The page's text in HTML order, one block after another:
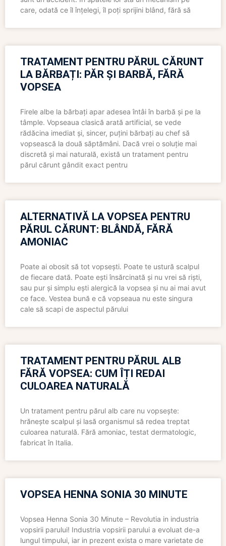
care, odată ce îl înțelegi, îl poți sprijini blând, fără să
TRATAMENT PENTRU PĂRUL CĂRUNT
LA BĂRBAȚI: PĂR ȘI BARBĂ, FĂRĂ
VOPSEA
Firele albe la bărbați apar adesea întâi în barbă și pe la
tâmple. Vopseaua clasică arată artificial, se vede
rădăcina imediat și, sincer, puțini bărbați au chef să
vopsească la două săptămâni. Dacă vrei o soluție mai
discretă și mai naturală, există un tratament pentru
părul cărunt gândit exact pentru
ALTERNATIVĂ LA VOPSEA PENTRU
PĂRUL CĂRUNT: BLÂNDĂ, FĂRĂ
AMONIAC
Poate ai obosit să tot vopsești. Poate te ustură scalpul
de fiecare dată. Poate ești însărcinată și nu vrei să riști,
sau pur și simplu ești alergică la vopsea și nu ai mai avut
ce face. Vestea bună e că vopseaua nu este singura
cale să scapi de aspectul părului
TRATAMENT PENTRU PĂRUL ALB
FĂRĂ VOPSEA: CUM ÎȚI REDAI
CULOAREA NATURALĂ
Un tratament pentru părul alb care nu vopsește:
hrănește scalpul și lasă organismul să redea treptat
culoarea naturală. Fără amoniac, testat dermatologic,
fabricat în Italia.
VOPSEA HENNA SONIA 30 MINUTE
Vopsea Henna Sonia 30 Minute – Revolutia in industria
vopsirii parului! Industria vopsirii parului a evoluat de-a
lungul timpului, iar in prezent exista o mare varietate de